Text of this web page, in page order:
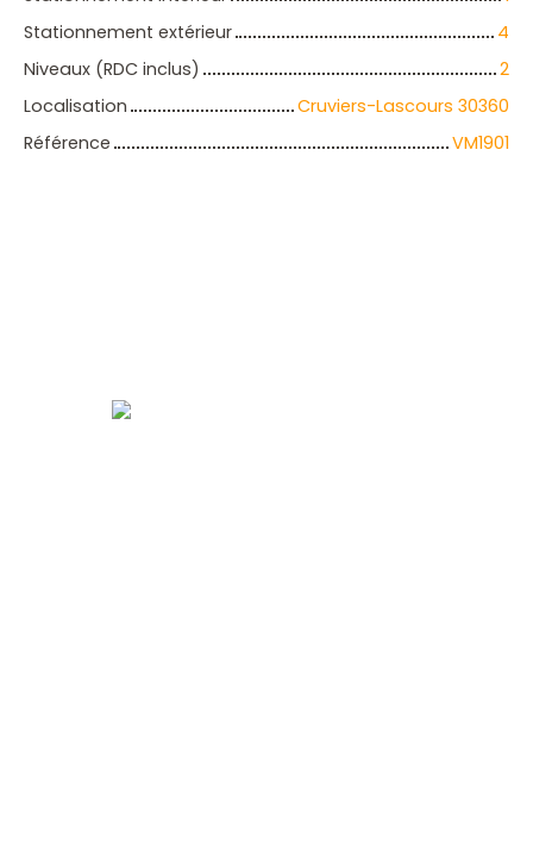
Stationnement extérieur
4
Niveaux (RDC inclus)
2
Localisation
Cruviers-Lascours 30360
Référence
VM1901